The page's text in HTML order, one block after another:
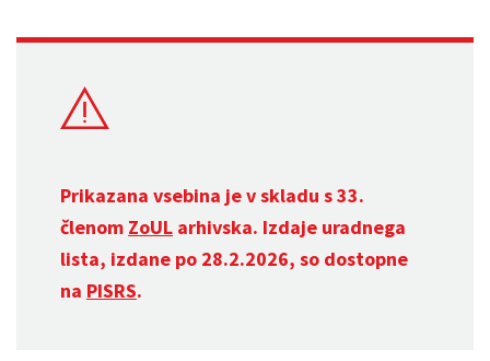
Prikazana vsebina je v skladu s 33.
členom ZoUL arhivska. Izdaje uradnega
lista, izdane po 28.2.2026, so dostopne
na PISRS.